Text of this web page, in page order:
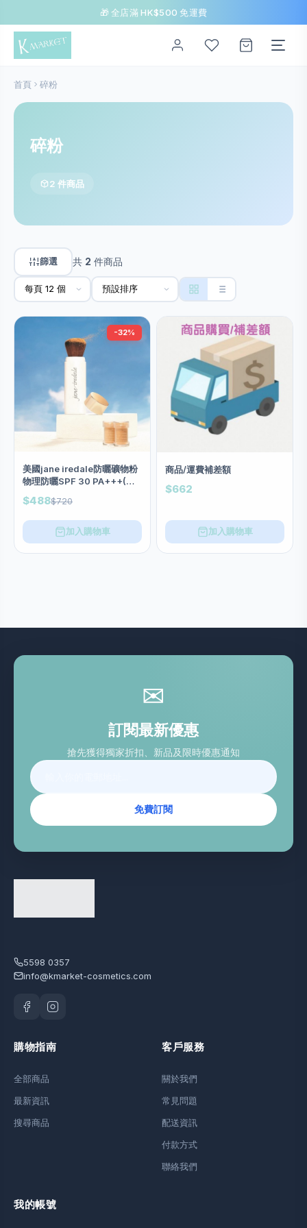
🎁 全店滿 HK$500 免運費
首頁 碎粉
碎粉
2 件商品
篩選 共 2 件商品
-32%
美國jane iredale防曬礦物粉
物理防曬SPF 30 PA+++(限
$488$720
加入購物車
商品/運費補差額
$662
加入購物車
✉
訂閱最新優惠
搶先獲得獨家折扣、新品及限時優惠通知
免費訂閱
5598 0357
info@kmarket-cosmetics.com
購物指南
全部商品
最新資訊
搜尋商品
客戶服務
關於我們
常見問題
配送資訊
付款方式
聯絡我們
我的帳號